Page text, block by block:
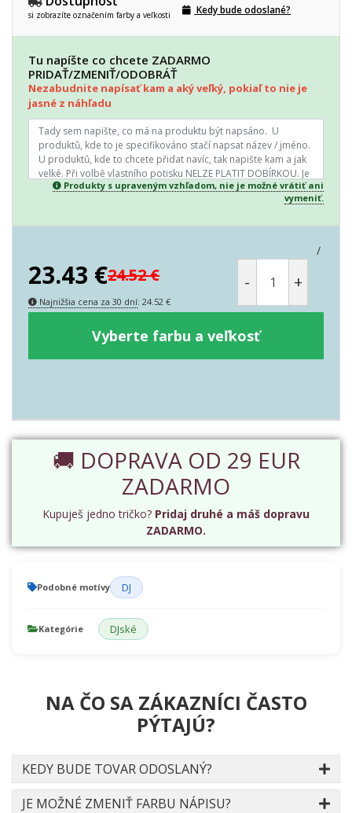
si zobrazíte označením farby a veľkosti Kedy bude odoslané?
Tu napíšte co chcete ZADARMO
PRIDAŤ/ZMENIŤ/ODOBRÁŤ
Nezabudnite napísať kam a aký veľký, pokiaľ to nie je
jasné z náhľadu
Produkty s upraveným vzhľadom, nie je možné vrátiť ani
vymeniť.
/
23.43 €24.52€
Najnižšia cena za 30 dní: 24.52 €
- +
Vyberte farbu a veľkosť
🚚 DOPRAVA OD 29 EUR
ZADARMO
Kupuješ jedno tričko? Pridaj druhé a máš dopravu
ZADARMO.
Podobné motívy DJ
Kategórie DJské
NA ČO SA ZÁKAZNÍCI ČASTO
PÝTAJÚ?
KEDY BUDE TOVAR ODOSLANÝ?
JE MOŽNÉ ZMENIŤ FARBU NÁPISU?